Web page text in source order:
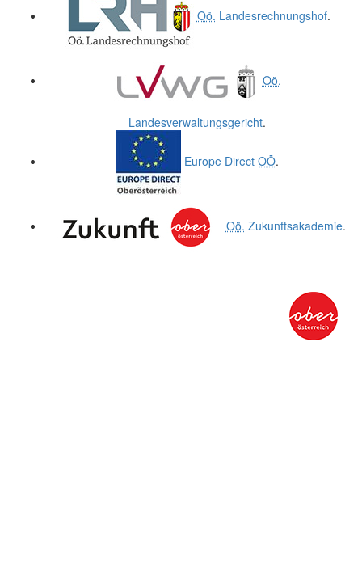
Oö. Landesrechnungshof.
Oö.
Landesverwaltungsgericht.
Europe Direct OÖ.
Oö. Zukunftsakademie.